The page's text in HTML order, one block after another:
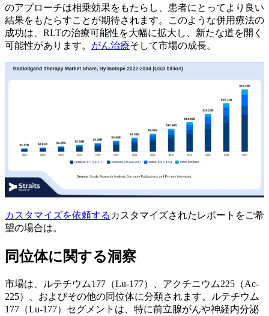
のアプローチは相乗効果をもたらし、患者にとってより良い
結果をもたらすことが期待されます。このような併用療法の
成功は、RLTの治療可能性を大幅に拡大し、新たな道を開く
可能性があります。 がん治療そして市場の成長。
カスタマイズを依頼する カスタマイズされたレポートをご希
望の場合は。
同位体に関する洞察
市場は、ルテチウム177（Lu-177）、アクチニウム225（Ac-
225）、およびその他の同位体に分類されます。ルテチウム
177（Lu-177）セグメントは、特に前立腺がんや神経内分泌